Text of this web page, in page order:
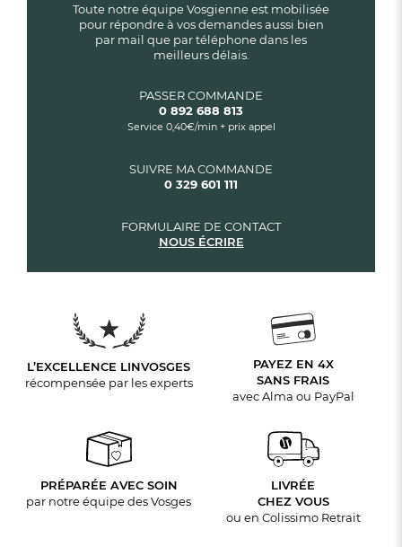
Toute notre équipe Vosgienne est mobilisée
pour répondre à vos demandes aussi bien
par mail que par téléphone dans les
meilleurs délais.
SUIVRE MA COMMANDE
0 329 601 111
PASSER COMMANDE
0 892 688 813
Service 0,40€/min + prix appel
FORMULAIRE DE CONTACT
NOUS ÉCRIRE
L’EXCELLENCE LINVOSGES
récompensée par les experts
PAYEZ EN 4X
SANS FRAIS
avec Alma ou PayPal
PRÉPARÉE AVEC SOIN
par notre équipe des Vosges
LIVRÉE
CHEZ VOUS
ou en Colissimo Retrait